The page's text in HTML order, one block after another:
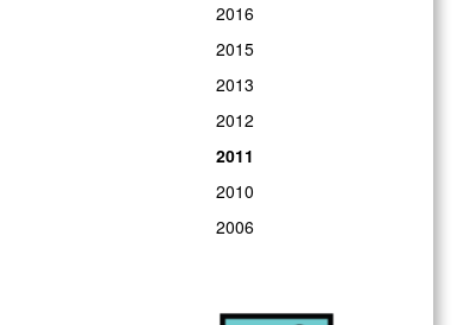
2016
2015
2013
2012
2011
2010
2006